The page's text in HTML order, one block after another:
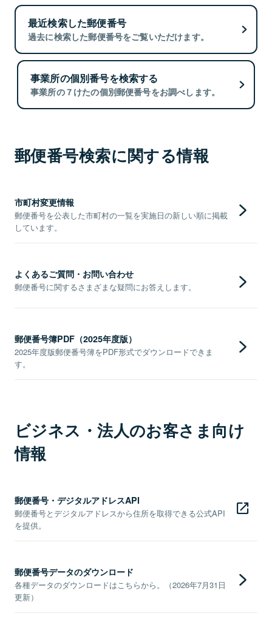
最近検索した郵便番号
過去に検索した郵便番号をご覧いただけます。
事業所の個別番号を検索する
事業所の７けたの個別郵便番号をお調べします。
郵便番号検索に関する情報
市町村変更情報
郵便番号を公表した市町村の一覧を実施日の新しい順に掲載
しています。
よくあるご質問・お問い合わせ
郵便番号に関するさまざまな疑問にお答えします。
郵便番号簿PDF（2025年度版）
2025年度版郵便番号簿をPDF形式でダウンロードできま
す。
ビジネス・法人のお客さま向け
情報
郵便番号・デジタルアドレスAPI
郵便番号とデジタルアドレスから住所を取得できる公式API
を提供。
郵便番号データのダウンロード
各種データのダウンロードはこちらから。（2026年7月31日
更新）